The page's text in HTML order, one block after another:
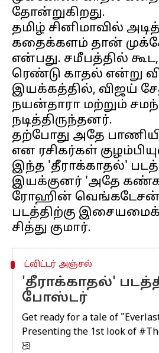
தோன்றுகிறது.
தமிழ் சினிமாவில்
கதைக்களம் தான்
என்பது. சமீபத்தில்
ரெண்டு காதல் என்று
இயக்கத்தில், விஜய்
நயன்தாரா மற்றும்
நடித்திருந்தனர்.
தற்போது அதே
என ரசிகர்கள்
இந்த 'தீராக்காதல்'
இயக்குனர் 'அதே
ரோஹின்
படத்திற்கு
ட்விட்டர் அஞ்சல்
'தீராக்காதல்'
போஸ்டர்
Get ready for a tale of
Presenting the 1st look of
🏻